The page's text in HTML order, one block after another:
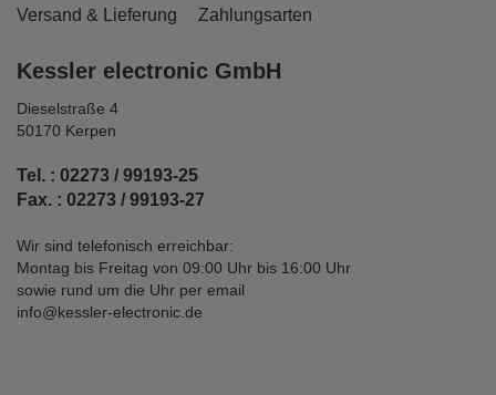
Versand & Lieferung Zahlungsarten
Kessler electronic GmbH
Dieselstraße 4
50170 Kerpen
Tel. : 02273 / 99193-25
Fax. : 02273 / 99193-27
Wir sind telefonisch erreichbar:
Montag bis Freitag von 09:00 Uhr bis 16:00 Uhr
sowie rund um die Uhr per email
info@kessler-electronic.de